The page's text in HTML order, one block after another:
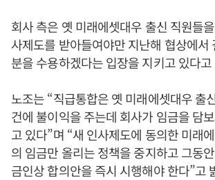
회사 측은 옛 미래에셋대우 출신 직원들
사제도를 받아들여야만 지난해 협상에서
분을 수용하겠다는 입장을 지키고 있다
노조는 “직급통합은 옛 미래에셋대우 출
건에 불이익을 주는데 회사가 임금을 담
고 있다”며 “새 인사제도에 동의한 미래
의 임금만 올리는 정책을 중지하고 그동
금인상 합의안을 즉시 시행해야 한다”고